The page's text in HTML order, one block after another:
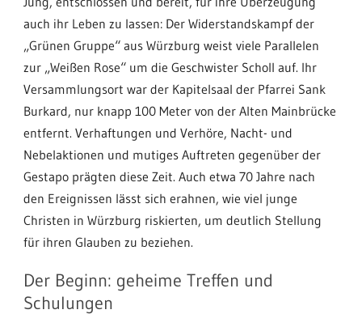
auch ihr Leben zu lassen: Der Widerstandskampf der
„Grünen Gruppe“ aus Würzburg weist viele Parallelen
zur „Weißen Rose“ um die Geschwister Scholl auf. Ihr
Versammlungsort war der Kapitelsaal der Pfarrei Sank
Burkard, nur knapp 100 Meter von der Alten Mainbrücke
entfernt. Verhaftungen und Verhöre, Nacht- und
Nebelaktionen und mutiges Auftreten gegenüber der
Gestapo prägten diese Zeit. Auch etwa 70 Jahre nach
den Ereignissen lässt sich erahnen, wie viel junge
Christen in Würzburg riskierten, um deutlich Stellung
für ihren Glauben zu beziehen.
Der Beginn: geheime Treffen und
Schulungen